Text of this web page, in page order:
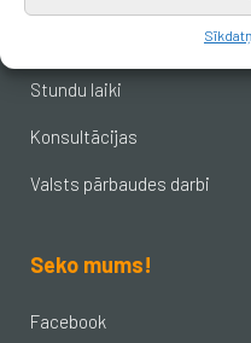
Stundu laiki
Konsultācijas
Valsts pārbaudes darbi
Seko mums!
Facebook